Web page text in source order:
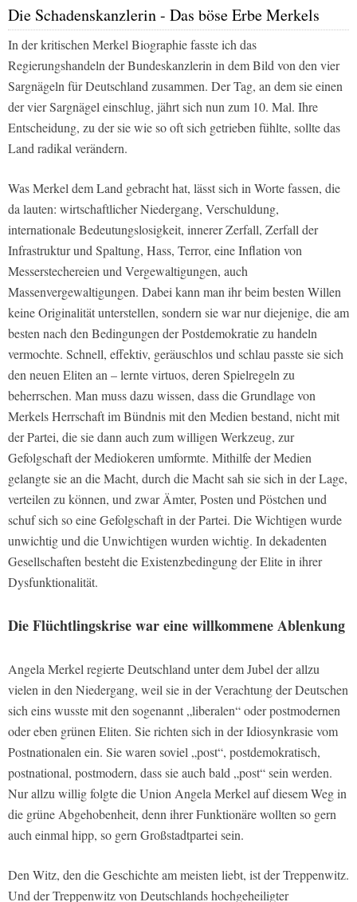
Die Schadenskanzlerin - Das böse Erbe Merkels
In der kritischen Merkel Biographie fasste ich das
Regierungshandeln der Bundeskanzlerin in dem Bild von den vier
Sargnägeln für Deutschland zusammen. Der Tag, an dem sie einen
der vier Sargnägel einschlug, jährt sich nun zum 10. Mal. Ihre
Entscheidung, zu der sie wie so oft sich getrieben fühlte, sollte das
Land radikal verändern.
Was Merkel dem Land gebracht hat, lässt sich in Worte fassen, die
da lauten: wirtschaftlicher Niedergang, Verschuldung,
internationale Bedeutungslosigkeit, innerer Zerfall, Zerfall der
Infrastruktur und Spaltung, Hass, Terror, eine Inflation von
Messerstechereien und Vergewaltigungen, auch
Massenvergewaltigungen. Dabei kann man ihr beim besten Willen
keine Originalität unterstellen, sondern sie war nur diejenige, die am
besten nach den Bedingungen der Postdemokratie zu handeln
vermochte. Schnell, effektiv, geräuschlos und schlau passte sie sich
den neuen Eliten an – lernte virtuos, deren Spielregeln zu
beherrschen. Man muss dazu wissen, dass die Grundlage von
Merkels Herrschaft im Bündnis mit den Medien bestand, nicht mit
der Partei, die sie dann auch zum willigen Werkzeug, zur
Gefolgschaft der Mediokeren umformte. Mithilfe der Medien
gelangte sie an die Macht, durch die Macht sah sie sich in der Lage,
verteilen zu können, und zwar Ämter, Posten und Pöstchen und
schuf sich so eine Gefolgschaft in der Partei. Die Wichtigen wurde
unwichtig und die Unwichtigen wurden wichtig. In dekadenten
Gesellschaften besteht die Existenzbedingung der Elite in ihrer
Dysfunktionalität.
Die Flüchtlingskrise war eine willkommene Ablenkung
Angela Merkel regierte Deutschland unter dem Jubel der allzu
vielen in den Niedergang, weil sie in der Verachtung der Deutschen
sich eins wusste mit den sogenannt „liberalen“ oder postmodernen
oder eben grünen Eliten. Sie richten sich in der Idiosynkrasie vom
Postnationalen ein. Sie waren soviel „post“, postdemokratisch,
postnational, postmodern, dass sie auch bald „post“ sein werden.
Nur allzu willig folgte die Union Angela Merkel auf diesem Weg in
die grüne Abgehobenheit, denn ihrer Funktionäre wollten so gern
auch einmal hipp, so gern Großstadtpartei sein.
Den Witz, den die Geschichte am meisten liebt, ist der Treppenwitz.
Und der Treppenwitz von Deutschlands hochgeheiligter